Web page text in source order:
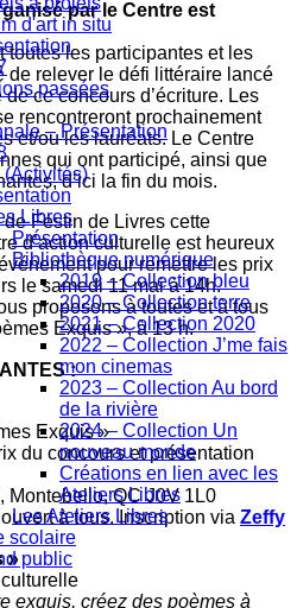
d'art in situ
passées
– Présentation
(Activités)
Libres
Présentation
Bibliothèque numérique
2019 – Collection bleu
2020 – Collection terre
2021 – Collection 2020
2022 – Collection J’me fais
mon cinemas
2023 – Collection Au bord
de la rivière
2024 – Collection Un
nouveau monde
Créations en lien avec les
Ateliers Libres
Les Ateliers Libres
scolaire
public
par le Centre est
toutes les participantes et les
de relever le défi littéraire lancé
ce concours d’écriture. Les
rencontreront prochainement
et/ou les lauréats. Le Centre
qui ont participé, ainsi que
d’ici la fin du mois.
de Festin de Livres cette
d’action culturelle est heureux
pour remettre les prix
le samedi 11 mai à 14h.
proposons à toutes et à tous
Exquis », à 13 h.
:
Exquis »
du concours et présentation
QC J0V 1L0
à tous. Inscription via Zeffy
»
exquis, créez des poèmes à